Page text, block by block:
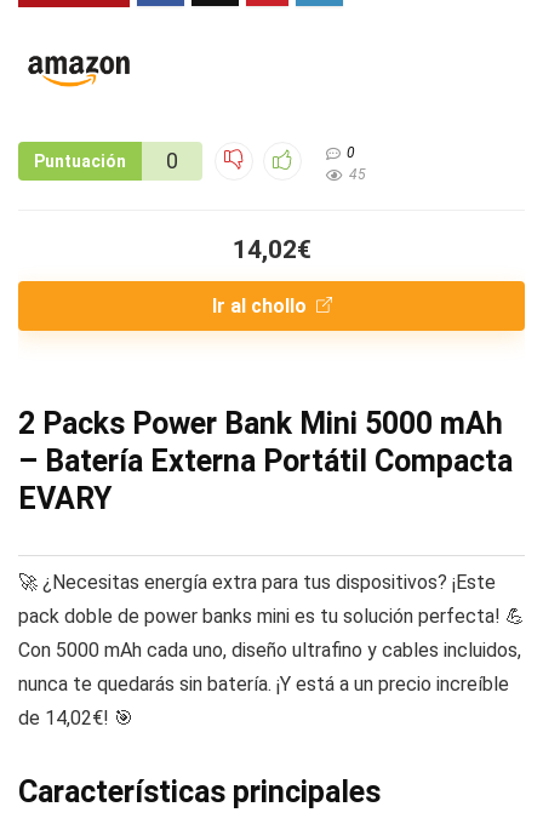
Puntuación 0
0
45
14,02€
Ir al chollo
2 Packs Power Bank Mini 5000 mAh
– Batería Externa Portátil Compacta
EVARY
🚀 ¿Necesitas energía extra para tus dispositivos? ¡Este
pack doble de power banks mini es tu solución perfecta! 💪
Con 5000 mAh cada uno, diseño ultrafino y cables incluidos,
nunca te quedarás sin batería. ¡Y está a un precio increíble
de 14,02€! 🎯
Características principales